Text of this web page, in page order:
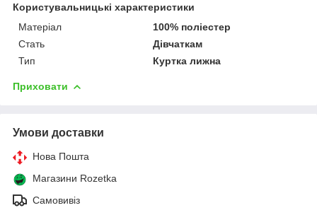
Користувальницькі характеристики
Матеріал
100% поліестер
Стать
Дівчаткам
Тип
Куртка лижна
Приховати
Умови доставки
Нова Пошта
Магазини Rozetka
Самовивіз